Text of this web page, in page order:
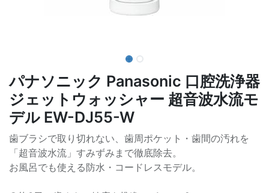
パナソニック Panasonic 口腔洗浄器
ジェットウォッシャー 超音波水流モ
デル EW-DJ55-W
歯ブラシで取り切れない、歯周ポケット・歯間の汚れを
「超音波水流」すみずみまで徹底除去。
お風呂でも使える防水・コードレスモデル。